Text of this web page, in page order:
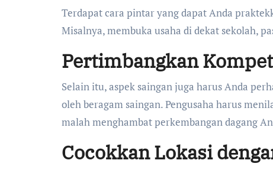
Terdapat cara pintar yang dapat Anda
Misalnya, membuka usaha di dekat sekolah,
Pertimbangkan
Selain itu, aspek saingan juga harus Anda
oleh beragam saingan. Pengusaha harus
malah menghambat perkembangan dagang
Cocokkan Lokasi